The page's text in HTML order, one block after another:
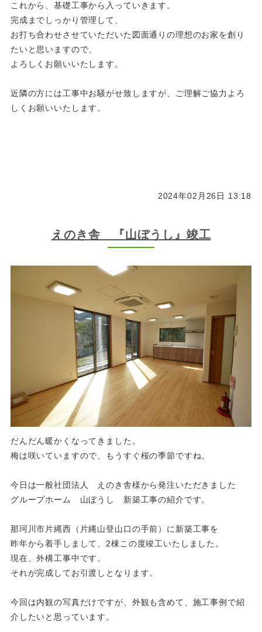
これから、基礎工事から入っていきます。
完成までしっかり管理して、
お打ち合わせさせていただいた図面通りの理想のお家を創り
たいと思いますので、
よろしくお願いいたします。
近隣の方には工事中お騒がせ致しますが、ご理解ご協力よろ
しくお願いいたします。
2024年02月26日 13:18
えのき舎 『山ぼうし』竣工
だんだん暖かくなってきました。
梅は咲いていますので、もうすぐ桜の季節ですね。
今日は一般社団法人 えのき舎様から発注いただきました
グループホーム 山ぼうし 新築工事の紹介です。
那珂川市片縄西（片縄山登山口の手前）に新築工事を
昨年から着手しまして、2棟この度竣工いたしました。
現在、外構工事中です。
それが完成してお引渡しとなります。
今回は内観の写真だけですが、外観も含めて、施工事例で紹
介したいと思っています。